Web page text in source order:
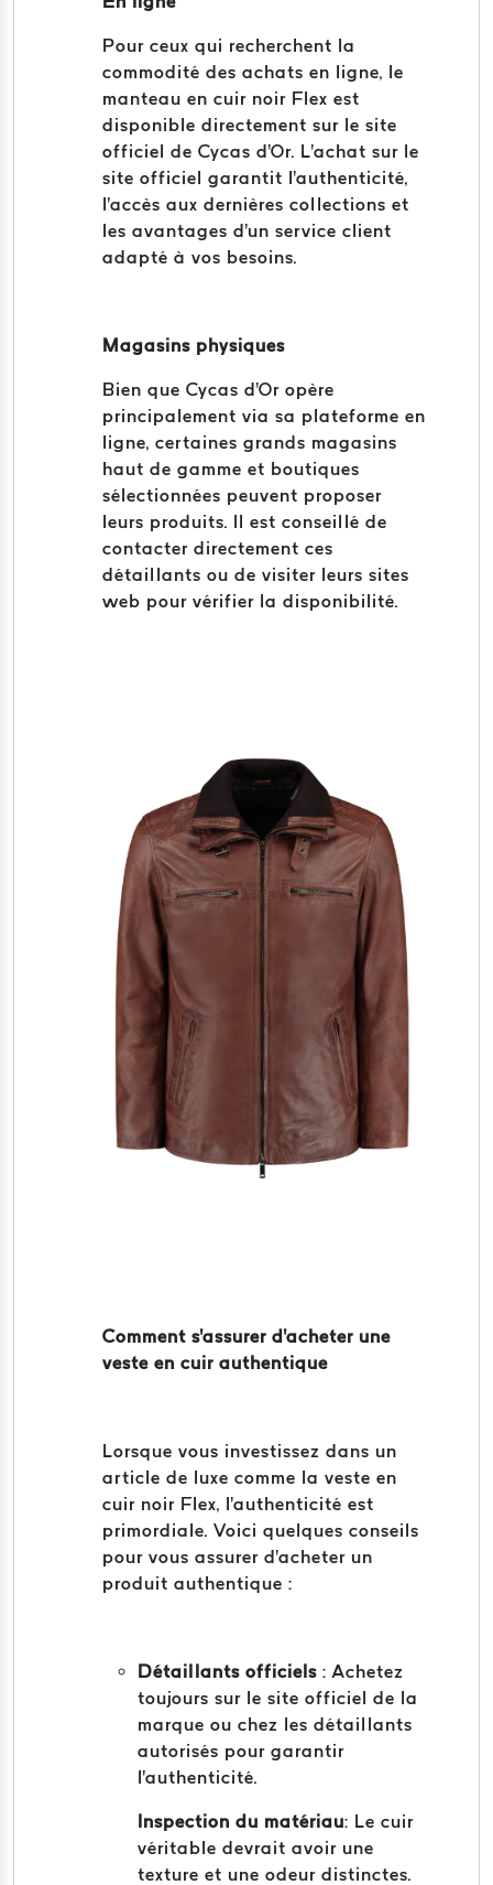
Pour ceux qui recherchent la
commodité des achats en ligne, le
manteau en cuir noir Flex est
disponible directement sur le site
officiel de Cycas d'Or. L'achat sur le
site officiel garantit l'authenticité,
l'accès aux dernières collections et
les avantages d'un service client
adapté à vos besoins.
Magasins physiques
Bien que Cycas d'Or opère
principalement via sa plateforme en
ligne, certaines grands magasins
haut de gamme et boutiques
sélectionnées peuvent proposer
leurs produits. Il est conseillé de
contacter directement ces
détaillants ou de visiter leurs sites
web pour vérifier la disponibilité.
Comment s'assurer d'acheter une
veste en cuir authentique
Lorsque vous investissez dans un
article de luxe comme la veste en
cuir noir Flex, l'authenticité est
primordiale. Voici quelques conseils
pour vous assurer d'acheter un
produit authentique :
Détaillants officiels : Achetez
toujours sur le site officiel de la
marque ou chez les détaillants
autorisés pour garantir
l'authenticité.
Inspection du matériau: Le cuir
véritable devrait avoir une
texture et une odeur distinctes.